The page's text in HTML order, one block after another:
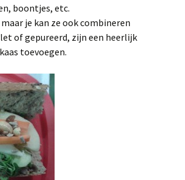
boontjes, etc.
je kan ze ook combineren
of gepureerd, zijn een heerlijk
toevoegen.